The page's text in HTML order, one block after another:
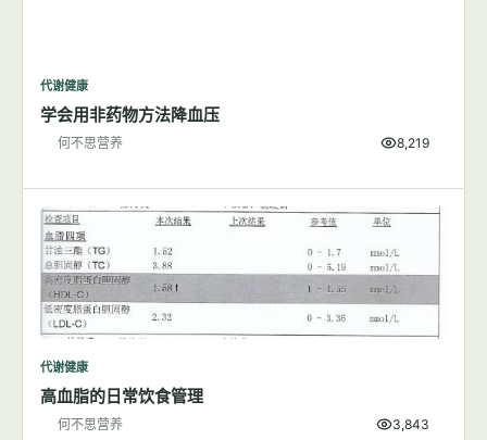
代谢健康
学会用非药物方法降血压
何不思营养 8,219
代谢健康
高血脂的日常饮食管理
何不思营养 3,843